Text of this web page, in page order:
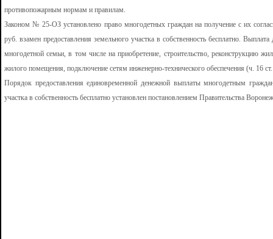
противопожарным нормам и правилам.
Законом № 25-ОЗ установлено право многодетных граждан на получение с их
руб. взамен предоставления земельного участка в собственность бесплатно.
многодетной семьи, в том числе на приобретение, строительство, реконструкцию
жилого помещения, подключение сетям инженерно-технического обеспечения (ч. 16
Порядок предоставления единовременной денежной выплаты многодетным
участка в собственность бесплатно установлен постановлением Правительства